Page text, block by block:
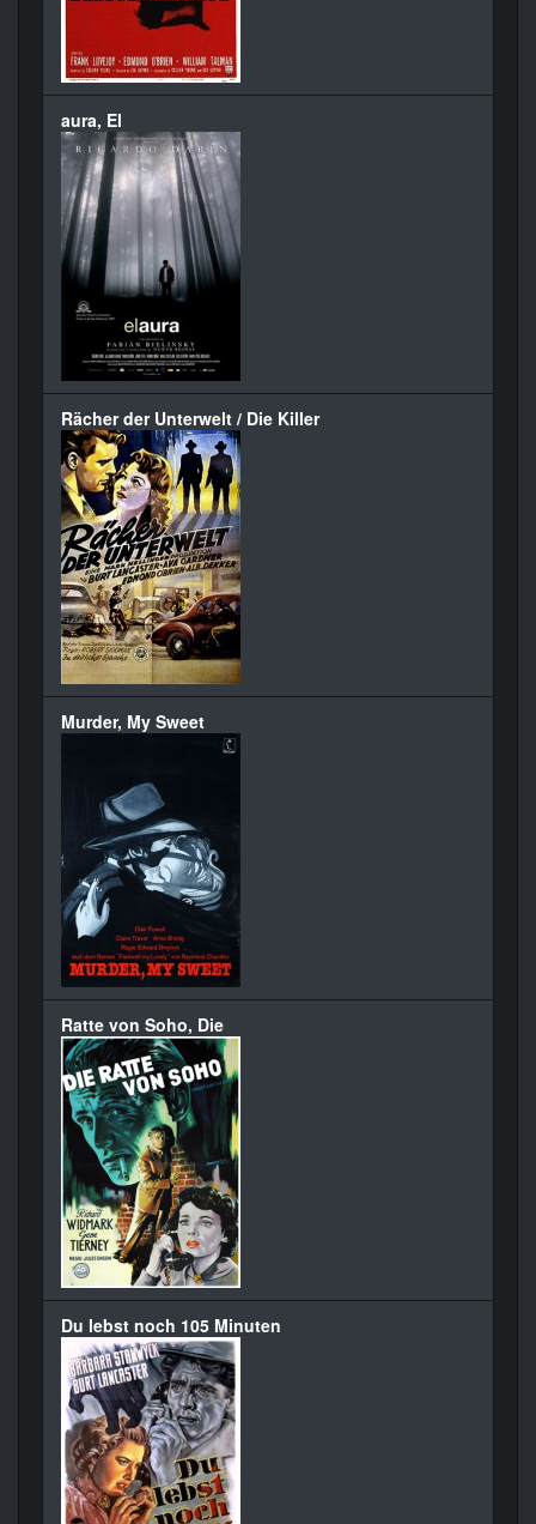
aura, El
Rächer der Unterwelt / Die Killer
Murder, My Sweet
Ratte von Soho, Die
Du lebst noch 105 Minuten